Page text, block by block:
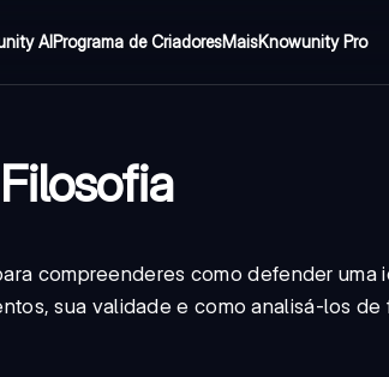
AIPrograma de CriadoresMaisKnowunity Pro
compreenderes como defender uma
sua validade e como analisá-los de